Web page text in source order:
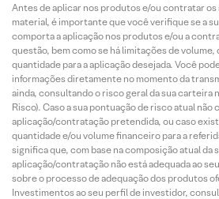
Antes de aplicar nos produtos e/ou contratar
material, é importante que você verifique se a
comporta a aplicação nos produtos e/ou a
questão, bem como se há limitações de
quantidade para a aplicação desejada. Você
informações diretamente no momento da
ainda, consultando o risco geral da sua carteira
Risco). Caso a sua pontuação de risco atual não
aplicação/contratação pretendida, ou caso
quantidade e/ou volume financeiro para a
significa que, com base na composição atual da
aplicação/contratação não está adequada ao
sobre o processo de adequação dos produtos
Investimentos ao seu perfil de investidor,